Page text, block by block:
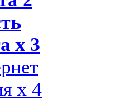
x 3
x 4